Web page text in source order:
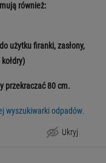
Ukryj
również:
użytku firanki, zasłony,
przekraczać 80 cm.
wyszukiwarki odpadów.